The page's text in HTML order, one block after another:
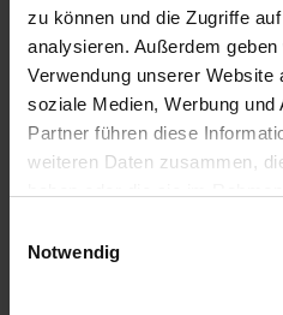
zu können und die Zugriffe
analysieren. Außerdem
Verwendung unserer Website
soziale Medien, Werbung
Partner führen diese
weiteren Daten zusammen,
Cookies, wenn Sie unsere
Notwendig
4.75
Basado en 4 opiniones
Ordenar Idioma
New content loaded